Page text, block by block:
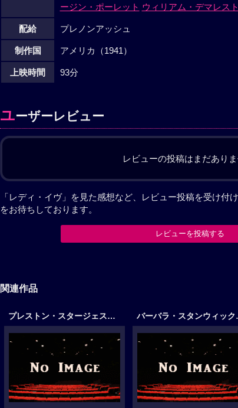
ージン・ポーレット ウィリアム・デマレスト
配給 プレノンアッシュ
制作国 アメリカ（1941）
上映時間 93分
ユーザーレビュー
レビューの投稿はまだありま
「レディ・イヴ」を見た感想など、レビュー投稿を受け付
をお待ちしております。
レビューを投稿する
関連作品
プレストン・スタージェス作品 バー